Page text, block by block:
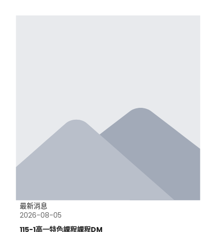
最新消息
2026-08-05
115-1高一特色課程課程DM